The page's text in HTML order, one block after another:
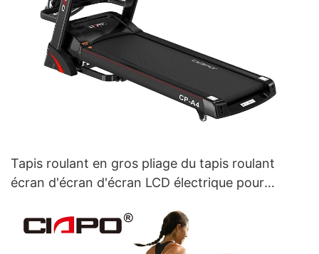
Tapis roulant en gros pliage du tapis roulant
écran d'écran d'écran LCD électrique pour